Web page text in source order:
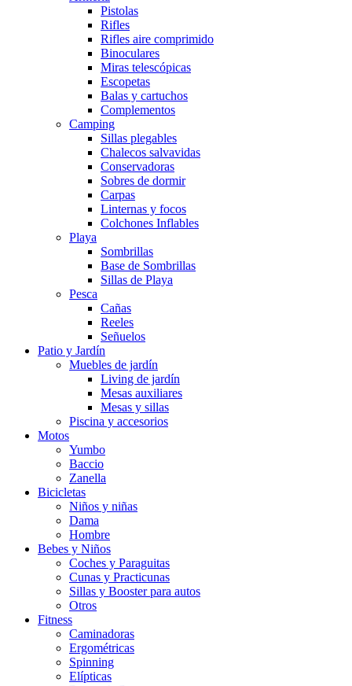
Pistolas
Rifles
Rifles aire comprimido
Binoculares
Miras telescópicas
Escopetas
Balas y cartuchos
Complementos
Camping
Sillas plegables
Chalecos salvavidas
Conservadoras
Sobres de dormir
Carpas
Linternas y focos
Colchones Inflables
Playa
Sombrillas
Base de Sombrillas
Sillas de Playa
Pesca
Cañas
Reeles
Señuelos
Patio y Jardín
Muebles de jardín
Living de jardín
Mesas auxiliares
Mesas y sillas
Piscina y accesorios
Motos
Yumbo
Baccio
Zanella
Bicicletas
Niños y niñas
Dama
Hombre
Bebes y Niños
Coches y Paraguitas
Cunas y Practicunas
Sillas y Booster para autos
Otros
Fitness
Caminadoras
Ergométricas
Spinning
Elípticas